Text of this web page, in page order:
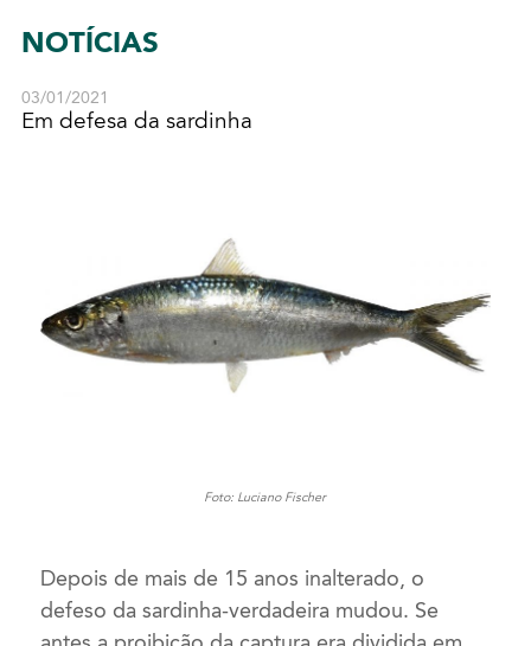
NOTÍCIAS
03/01/2021
Em defesa da sardinha
Foto: Luciano Fischer
Depois de mais de 15 anos inalterado, o
defeso da sardinha-verdadeira mudou. Se